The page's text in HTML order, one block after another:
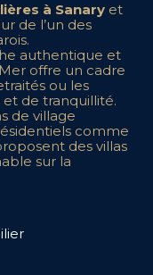
à Sanary et
de l’un des
authentique et
offre un cadre
ou les
de tranquillité.
de village
comme
des villas
sur la